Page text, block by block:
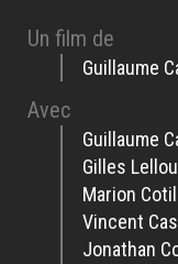
Un film de
Guillaume
Avec
Guillaume
Gilles
Marion
Vincent
Jonathan